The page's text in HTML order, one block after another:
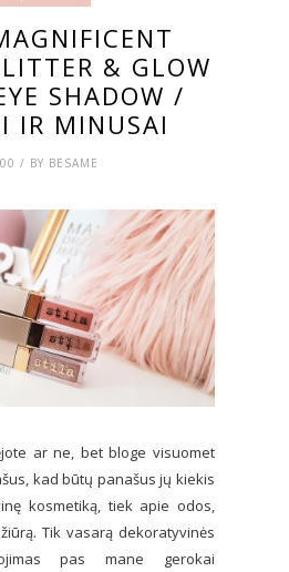
& GLOW
SHADOW /
IR MINUSAI
/ BY BESAME
ar ne, bet bloge visuomet
kad būtų panašus jų kiekis
kosmetiką, tiek apie odos,
Tik vasarą dekoratyvinės
pas mane gerokai